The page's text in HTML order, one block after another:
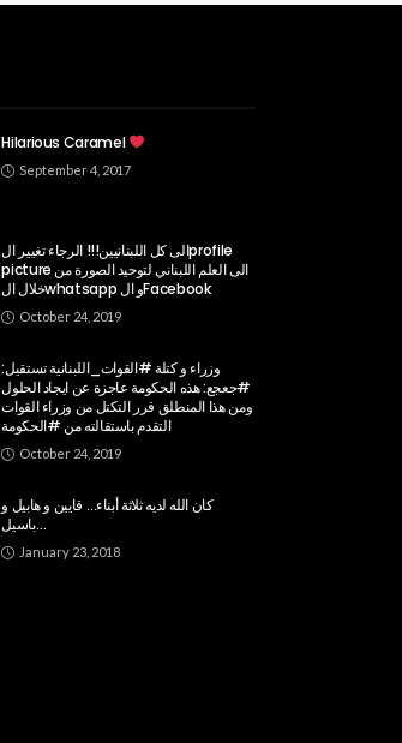
Hilarious Caramel
September 4, 2017
الى كل اللبنانيين!!! الرجاء تغيير الprofile
picture الى العلم اللبناني لتوحيد الصورة من
خلال الwhatsapp و الFacebook
October 24, 2019
وزراء و كتلة #القوات_اللبنانية تستقيل:
#جعجع: هذه الحكومة عاجزة عن ايجاد الحلول
ومن هذا المنطلق قرر التكتل من وزراء القوات
التقدم باستقالته من #الحكومة
October 24, 2019
كان الله لديه ثلاثة أبناء… قايين و هابيل و
باسيل…
January 23, 2018